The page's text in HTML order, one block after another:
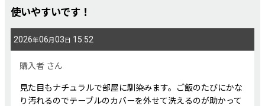
使いやすいです！
2026年06月03日 15:52
購入者 さん
見た目もナチュラルで部屋に馴染みます。ご飯のたびにかな
り汚れるのでテーブルのカバーを外せて洗えるのが助かって